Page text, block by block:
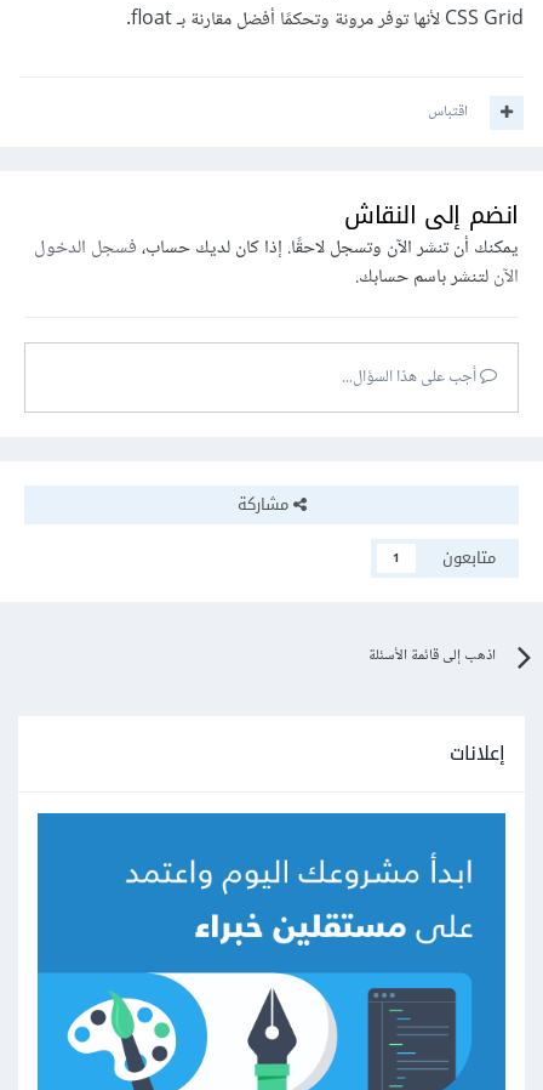
CSS Grid لأنها توفر مرونة وتحكمًا أفضل مقارنة بـ float.
اقتباس
انضم إلى النقاش
يمكنك أن تنشر الآن وتسجل لاحقًا. إذا كان لديك حساب،فسجل الدخول
الآنلتنشر باسم حسابك.
أجب على هذا السؤال...
مشاركة
متابعون
1
اذهب إلى قائمة الأسئلة
إعلانات